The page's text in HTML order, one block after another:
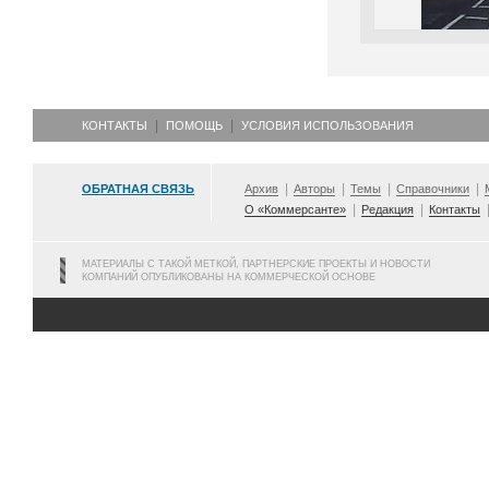
КОНТАКТЫ ПОМОЩЬ УСЛОВИЯ ИСПОЛЬЗОВАНИЯ
ОБРАТНАЯ СВЯЗЬ Архив Авторы Темы Справочники
О «Коммерсанте»
Редакция Контакты
МАТЕРИАЛЫ С ТАКОЙ МЕТКОЙ, ПАРТНЕРСКИЕ ПРОЕКТЫ И НОВОСТИ
КОМПАНИЙ ОПУБЛИКОВАНЫ НА КОММЕРЧЕСКОЙ ОСНОВЕ